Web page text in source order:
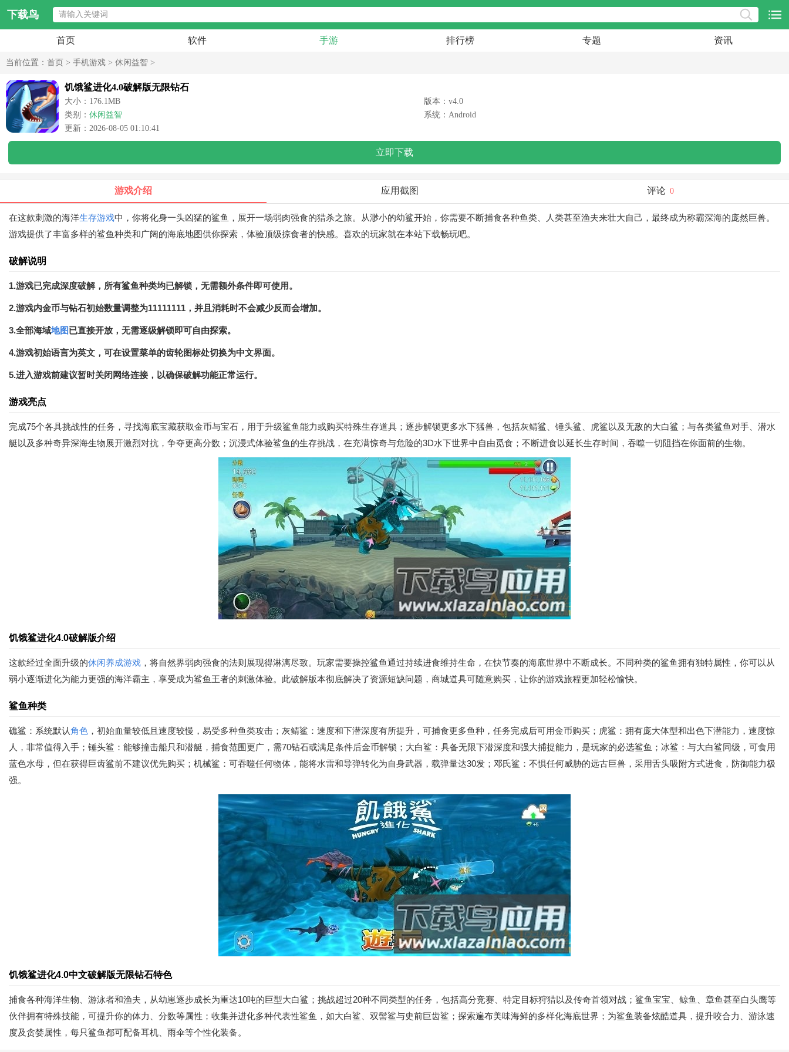
下载鸟
首页 软件 手游 排行榜 专题 资讯
当前位置： 首页 > 手机游戏 > 休闲益智 >
饥饿鲨进化4.0破解版无限钻石
大小：176.1MB
版本：v4.0
类别： 休闲益智
系统：Android
更新：2026-08-05 01:10:41
立即下载
游戏介绍 应用截图 评论 0
在这款刺激的海洋生存游戏中，你将化身一头凶猛的鲨鱼，展开一场弱肉强食的猎杀之旅。从渺小的幼鲨开始，你需要不断捕食各种鱼类、人类甚至渔夫来壮大自己，最终成为称霸深海的庞然巨兽。
游戏提供了丰富多样的鲨鱼种类和广阔的海底地图供你探索，体验顶级掠食者的快感。喜欢的玩家就在本站下载畅玩吧。
破解说明
1.游戏已完成深度破解，所有鲨鱼种类均已解锁，无需额外条件即可使用。
2.游戏内金币与钻石初始数量调整为11111111，并且消耗时不会减少反而会增加。
3.全部海域地图已直接开放，无需逐级解锁即可自由探索。
4.游戏初始语言为英文，可在设置菜单的齿轮图标处切换为中文界面。
5.进入游戏前建议暂时关闭网络连接，以确保破解功能正常运行。
游戏亮点
完成75个各具挑战性的任务，寻找海底宝藏获取金币与宝石，用于升级鲨鱼能力或购买特殊生存道具；逐步解锁更多水下猛兽，包括灰鲭鲨、锤头鲨、虎鲨以及无敌的大白鲨；与各类鲨鱼对手、潜水
艇以及多种奇异深海生物展开激烈对抗，争夺更高分数；沉浸式体验鲨鱼的生存挑战，在充满惊奇与危险的3D水下世界中自由觅食；不断进食以延长生存时间，吞噬一切阻挡在你面前的生物。
饥饿鲨进化4.0破解版介绍
这款经过全面升级的休闲养成游戏 ，将自然界弱肉强食的法则展现得淋漓尽致。玩家需要操控鲨鱼通过持续进食维持生命，在快节奏的海底世界中不断成长。不同种类的鲨鱼拥有独特属性，你可以从
弱小逐渐进化为能力更强的海洋霸主，享受成为鲨鱼王者的刺激体验。此破解版本彻底解决了资源短缺问题，商城道具可随意购买，让你的游戏旅程更加轻松愉快。
鲨鱼种类
礁鲨：系统默认角色 ，初始血量较低且速度较慢，易受多种鱼类攻击；灰鲭鲨：速度和下潜深度有所提升，可捕食更多鱼种，任务完成后可用金币购买；虎鲨：拥有庞大体型和出色下潜能力，速度惊
人，非常值得入手；锤头鲨：能够撞击船只和潜艇，捕食范围更广，需70钻石或满足条件后金币解锁；大白鲨：具备无限下潜深度和强大捕捉能力，是玩家的必选鲨鱼；冰鲨：与大白鲨同级，可食用
蓝色水母，但在获得巨齿鲨前不建议优先购买；机械鲨：可吞噬任何物体，能将水雷和导弹转化为自身武器，载弹量达30发；邓氏鲨：不惧任何威胁的远古巨兽，采用舌头吸附方式进食，防御能力极
强。
饥饿鲨进化4.0中文破解版无限钻石特色
捕食各种海洋生物、游泳者和渔夫，从幼崽逐步成长为重达10吨的巨型大白鲨；挑战超过20种不同类型的任务，包括高分竞赛、特定目标狩猎以及传奇首领对战；鲨鱼宝宝、鲸鱼、章鱼甚至白头鹰等
伙伴拥有特殊技能，可提升你的体力、分数等属性；收集并进化多种代表性鲨鱼，如大白鲨、双髻鲨与史前巨齿鲨；探索遍布美味海鲜的多样化海底世界；为鲨鱼装备炫酷道具，提升咬合力、游泳速
度及贪婪属性，每只鲨鱼都可配备耳机、雨伞等个性化装备。